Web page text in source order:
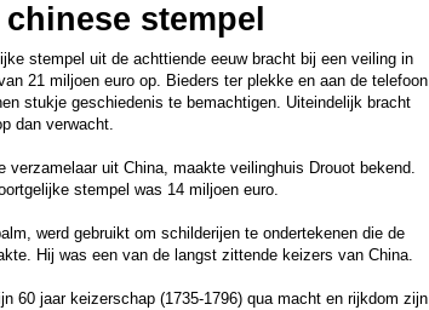
stempel
stempel uit de achttiende eeuw bracht bij een veiling in
21 miljoen euro op. Bieders ter plekke en aan de telefoon
stukje geschiedenis te bemachtigen. Uiteindelijk bracht
dan verwacht.
verzamelaar uit China, maakte veilinghuis Drouot bekend.
stempel was 14 miljoen euro.
werd gebruikt om schilderijen te ondertekenen die de
Hij was een van de langst zittende keizers van China.
60 jaar keizerschap (1735-1796) qua macht en rijkdom zijn